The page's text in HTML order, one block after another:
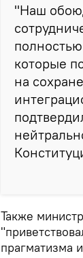
"Наш
которые
на
Также
прагматизма